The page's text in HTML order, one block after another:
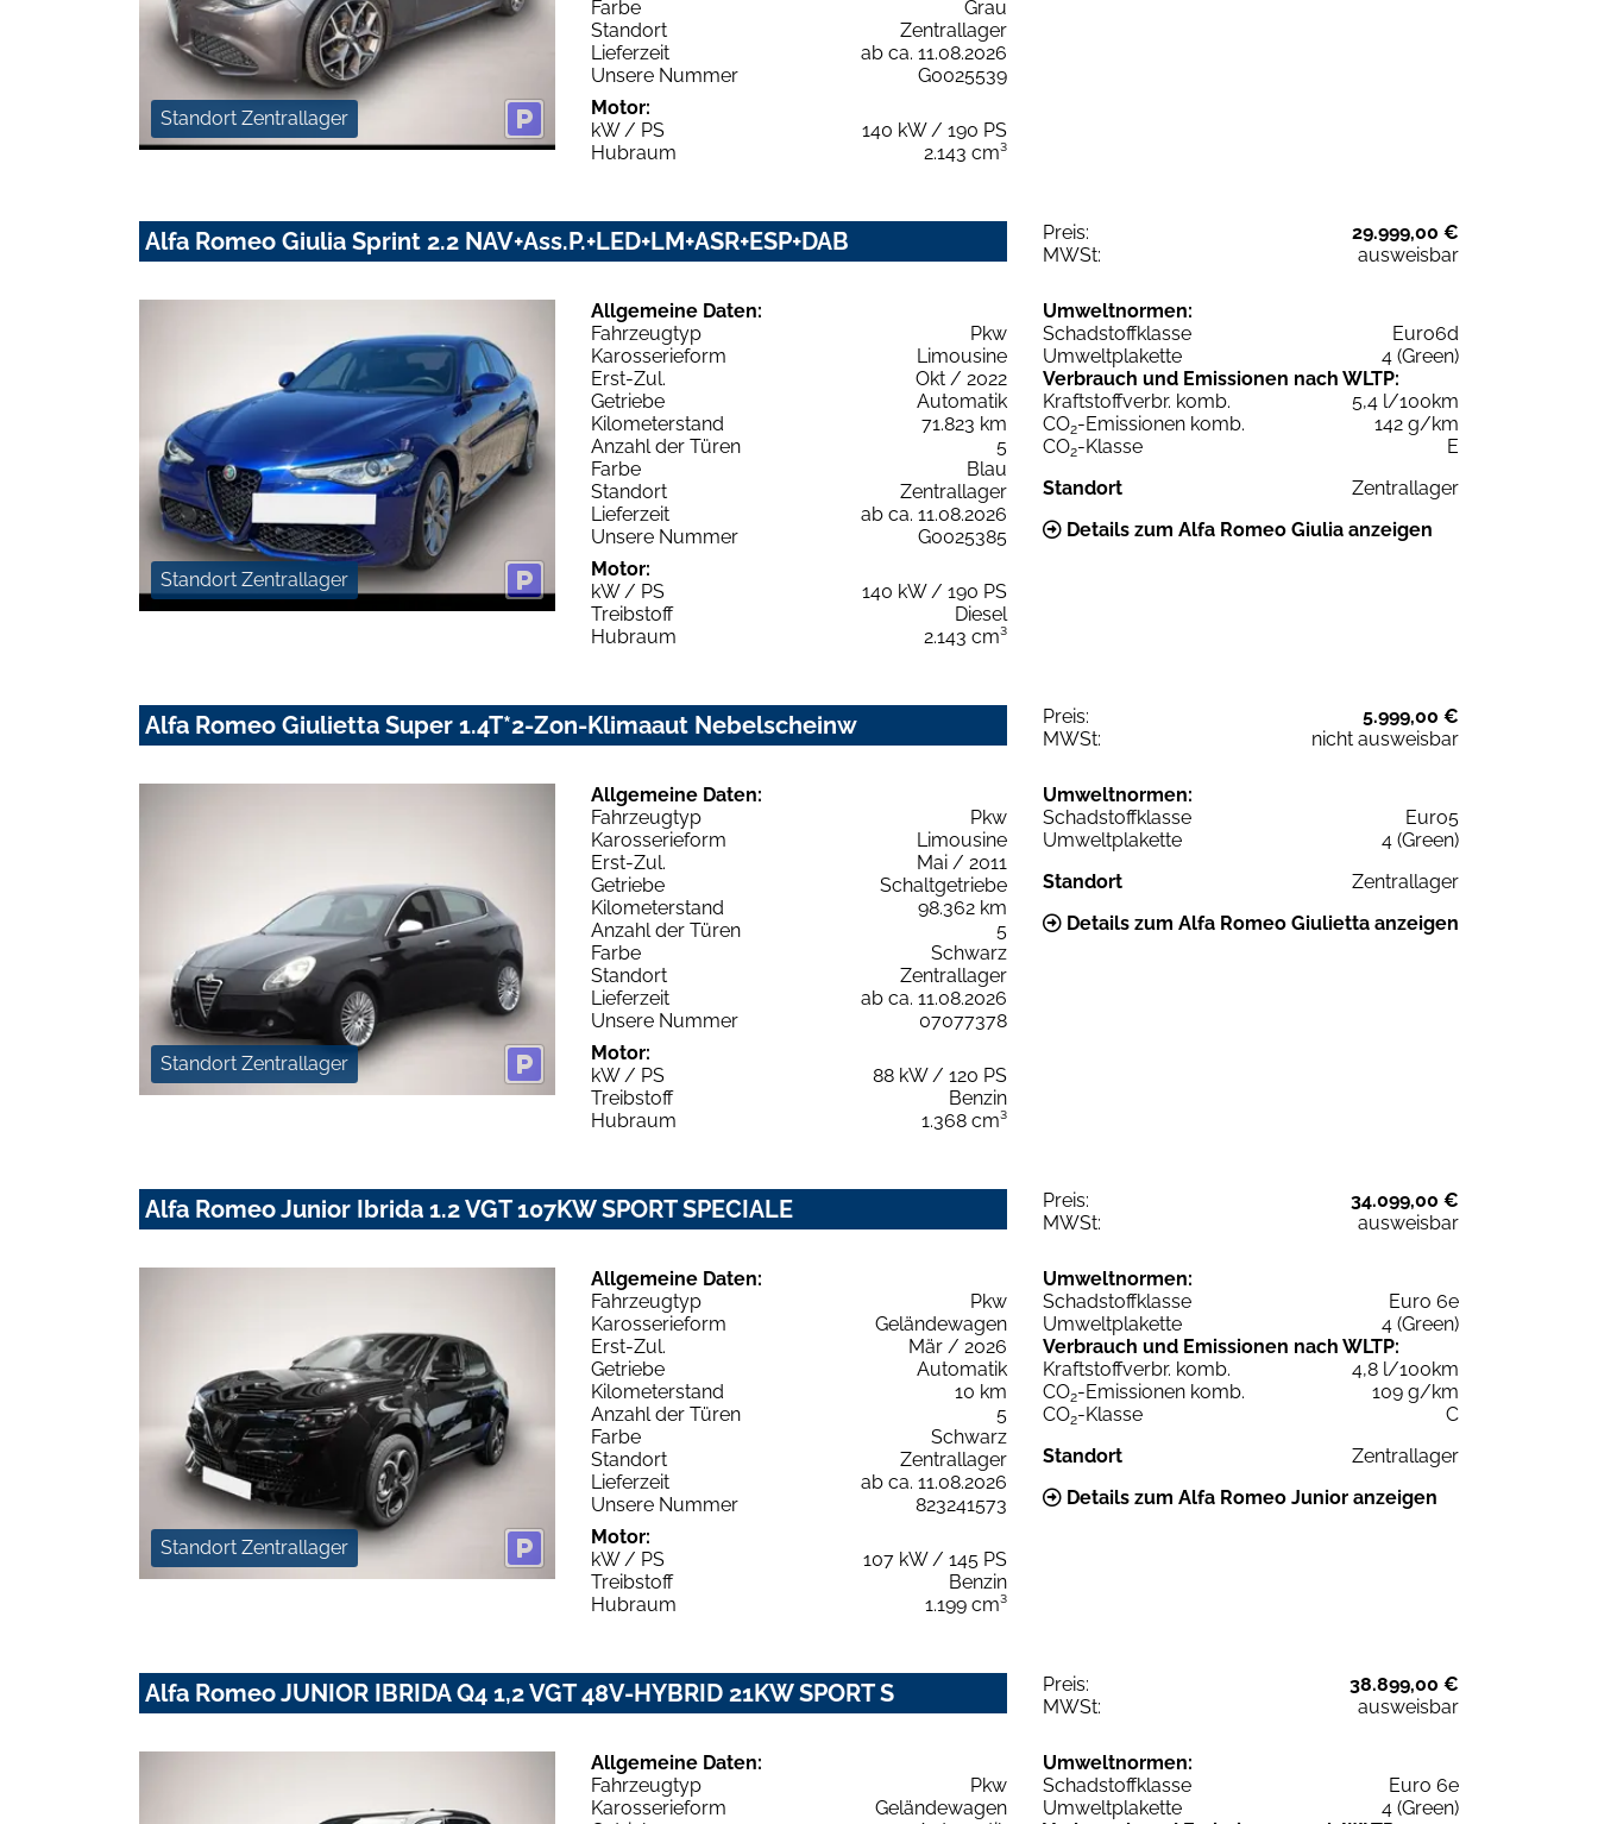
Standort Zentrallager
Farbe
Grau
Standort
Zentrallager
Lieferzeit
ab ca. 11.08.2026
Unsere Nummer
G0025539
Motor:
kW / PS
140 kW / 190 PS
Hubraum
2.143 cm³
Alfa Romeo Giulia Sprint 2.2 NAV+Ass.P.+LED+LM+ASR+ESP+DAB Preis:
29.999,00 €
MWSt:
ausweisbar
Standort Zentrallager
Allgemeine Daten:
Fahrzeugtyp
Pkw
Karosserieform
Limousine
Erst-Zul.
Okt / 2022
Getriebe
Automatik
Kilometerstand
71.823 km
Anzahl der Türen
5
Farbe
Blau
Standort
Zentrallager
Lieferzeit
ab ca. 11.08.2026
Unsere Nummer
G0025385
Motor:
kW / PS
140 kW / 190 PS
Treibstoff
Diesel
Hubraum
2.143 cm³
Umweltnormen:
Schadstoffklasse
Euro6d
Umweltplakette
4 (Green)
Verbrauch und Emissionen nach WLTP:
Kraftstoffverbr. komb.
5,4 l/100km
CO2-Emissionen komb.
142 g/km
CO2-Klasse
E
Standort
Zentrallager
Details zum Alfa Romeo Giulia anzeigen
Alfa Romeo Giulietta Super 1.4T*2-Zon-Klimaaut Nebelscheinw Preis:
5.999,00 €
MWSt:
nicht ausweisbar
Standort Zentrallager
Allgemeine Daten:
Fahrzeugtyp
Pkw
Karosserieform
Limousine
Erst-Zul.
Mai / 2011
Getriebe
Schaltgetriebe
Kilometerstand
98.362 km
Anzahl der Türen
5
Farbe
Schwarz
Standort
Zentrallager
Lieferzeit
ab ca. 11.08.2026
Unsere Nummer
07077378
Motor:
kW / PS
88 kW / 120 PS
Treibstoff
Benzin
Hubraum
1.368 cm³
Umweltnormen:
Schadstoffklasse
Euro5
Umweltplakette
4 (Green)
Standort
Zentrallager
Details zum Alfa Romeo Giulietta anzeigen
Alfa Romeo Junior Ibrida 1.2 VGT 107KW SPORT SPECIALE Preis:
34.099,00 €
MWSt:
ausweisbar
Standort Zentrallager
Allgemeine Daten:
Fahrzeugtyp
Pkw
Karosserieform
Geländewagen
Erst-Zul.
Mär / 2026
Getriebe
Automatik
Kilometerstand
10 km
Anzahl der Türen
5
Farbe
Schwarz
Standort
Zentrallager
Lieferzeit
ab ca. 11.08.2026
Unsere Nummer
823241573
Motor:
kW / PS
107 kW / 145 PS
Treibstoff
Benzin
Hubraum
1.199 cm³
Umweltnormen:
Schadstoffklasse
Euro 6e
Umweltplakette
4 (Green)
Verbrauch und Emissionen nach WLTP:
Kraftstoffverbr. komb.
4,8 l/100km
CO2-Emissionen komb.
109 g/km
CO2-Klasse
C
Standort
Zentrallager
Details zum Alfa Romeo Junior anzeigen
Alfa Romeo JUNIOR IBRIDA Q4 1,2 VGT 48V-HYBRID 21KW SPORT S Preis:
38.899,00 €
MWSt:
ausweisbar
Allgemeine Daten:
Fahrzeugtyp
Pkw
Karosserieform
Geländewagen
Umweltnormen:
Schadstoffklasse
Euro 6e
Umweltplakette
4 (Green)